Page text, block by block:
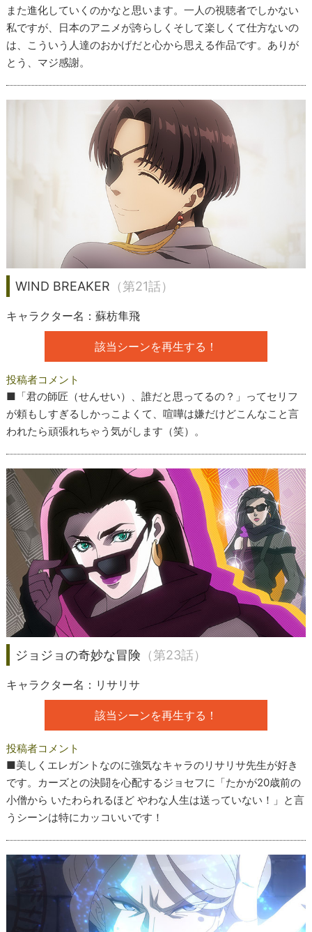
また進化していくのかなと思います。一人の視聴者でしかない
私ですが、日本のアニメが誇らしくそして楽しくて仕方ないの
は、こういう人達のおかげだと心から思える作品です。ありが
とう、マジ感謝。
WIND BREAKER （第21話）
キャラクター名：蘇枋隼飛
該当シーンを再生する！
投稿者コメント
■「君の師匠（せんせい）、誰だと思ってるの？」ってセリフ
が頼もしすぎるしかっこよくて、喧嘩は嫌だけどこんなこと言
われたら頑張れちゃう気がします（笑）。
ジョジョの奇妙な冒険 （第23話）
キャラクター名：リサリサ
該当シーンを再生する！
投稿者コメント
■美しくエレガントなのに強気なキャラのリサリサ先生が好き
です。カーズとの決闘を心配するジョセフに「たかが20歳前の
小僧から いたわられるほど やわな人生は送っていない！」と言
うシーンは特にカッコいいです！